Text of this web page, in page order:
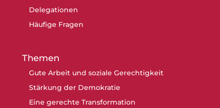
Delegationen
Häufige Fragen
Themen
Gute Arbeit und soziale Gerechtigkeit
Stärkung der Demokratie
Eine gerechte Transformation